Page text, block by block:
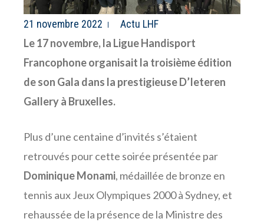
21 novembre 2022 Actu LHF
Le 17 novembre, la Ligue Handisport
Francophone organisait la troisième édition
de son Gala dans la prestigieuse D’Ieteren
Gallery à Bruxelles.
Plus d’une centaine d’invités s’étaient
retrouvés pour cette soirée présentée par
Dominique Monami, médaillée de bronze en
tennis aux Jeux Olympiques 2000 à Sydney, et
rehaussée de la présence de la Ministre des